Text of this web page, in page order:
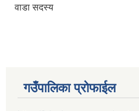
वाडा सदस्य
गउँपालिका प्रोफाईल